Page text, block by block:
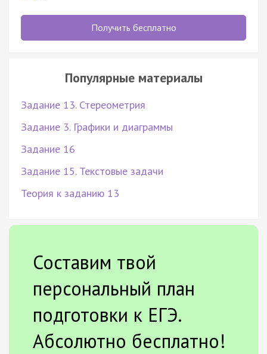
Получить бесплатно
Популярные материалы
Задание 13. Стереометрия
Задание 3. Графики и диаграммы
Задание 16
Задание 15. Текстовые задачи
Теория к заданию 13
Составим твой
персональный план
подготовки к ЕГЭ.
Абсолютно бесплатно!